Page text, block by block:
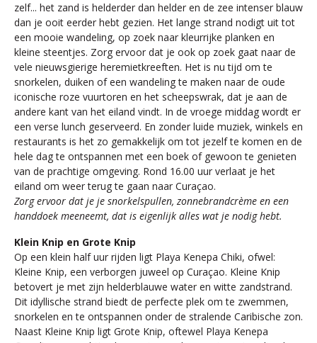
zelf... het zand is helderder dan helder en de zee intenser blauw
dan je ooit eerder hebt gezien. Het lange strand nodigt uit tot
een mooie wandeling, op zoek naar kleurrijke planken en
kleine steentjes. Zorg ervoor dat je ook op zoek gaat naar de
vele nieuwsgierige heremietkreeften. Het is nu tijd om te
snorkelen, duiken of een wandeling te maken naar de oude
iconische roze vuurtoren en het scheepswrak, dat je aan de
andere kant van het eiland vindt. In de vroege middag wordt er
een verse lunch geserveerd. En zonder luide muziek, winkels en
restaurants is het zo gemakkelijk om tot jezelf te komen en de
hele dag te ontspannen met een boek of gewoon te genieten
van de prachtige omgeving. Rond 16.00 uur verlaat je het
eiland om weer terug te gaan naar Curaçao.
Zorg ervoor dat je je snorkelspullen, zonnebrandcrème en een
handdoek meeneemt, dat is eigenlijk alles wat je nodig hebt.
Klein Knip en Grote Knip
Op een klein half uur rijden ligt Playa Kenepa Chiki, ofwel:
Kleine Knip, een verborgen juweel op Curaçao. Kleine Knip
betovert je met zijn helderblauwe water en witte zandstrand.
Dit idyllische strand biedt de perfecte plek om te zwemmen,
snorkelen en te ontspannen onder de stralende Caribische zon.
Naast Kleine Knip ligt Grote Knip, oftewel Playa Kenepa